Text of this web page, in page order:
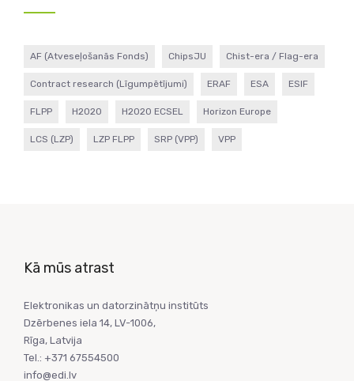
AF (Atveseļošanās Fonds) ChipsJU Chist-era / Flag-era
Contract research (Līgumpētījumi) ERAF ESA ESIF
FLPP H2020 H2020 ECSEL Horizon Europe
LCS (LZP) LZP FLPP SRP (VPP) VPP
Kā mūs atrast
Elektronikas un datorzinātņu institūts
Dzērbenes iela 14, LV-1006,
Rīga, Latvija
Tel.: +371 67554500
info@edi.lv